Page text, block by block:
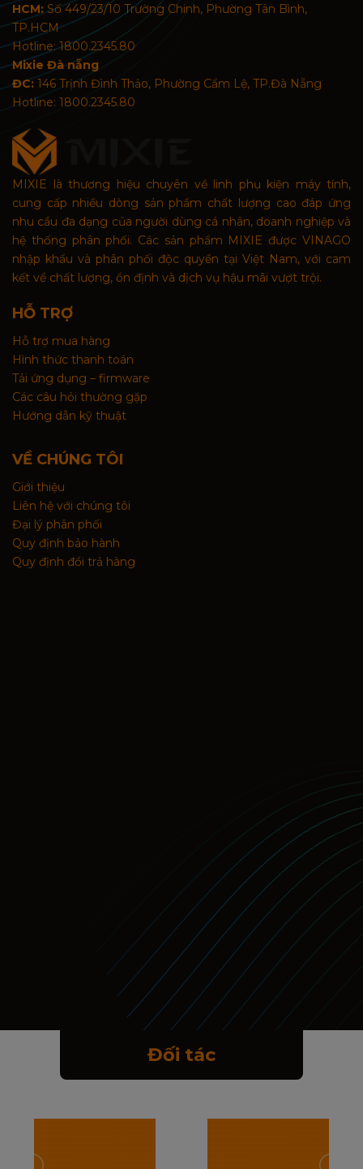
HCM:Số 449/23/10 Trường Chinh, Phường Tân Bình,
TP.HCM
Hotline: 1800.2345.80
Mixie Đà nẵng
ĐC: 146 Trịnh Đình Thảo, Phường Cẩm Lệ, TP.Đà Nẵng
Hotline: 1800.2345.80
MIXIE là thương hiệu chuyên về linh phụ kiện máy tính,
cung cấp nhiều dòng sản phẩm chất lượng cao đáp ứng
nhu cầu đa dạng của người dùng cá nhân, doanh nghiệp và
hệ thống phân phối. Các sản phẩm MIXIE được VINAGO
nhập khẩu và phân phối độc quyền tại Việt Nam, với cam
kết về chất lượng, ổn định và dịch vụ hậu mãi vượt trội.
HỖ TRỢ
Hỗ trợ mua hàng
Hình thức thanh toán
Tải ứng dụng – firmware
Các câu hỏi thường gặp
Hướng dẫn kỹ thuật
VỀ CHÚNG TÔI
Giới thiệu
Liên hệ với chúng tôi
Đại lý phân phối
Quy định bảo hành
Quy định đổi trả hàng
Đối tác